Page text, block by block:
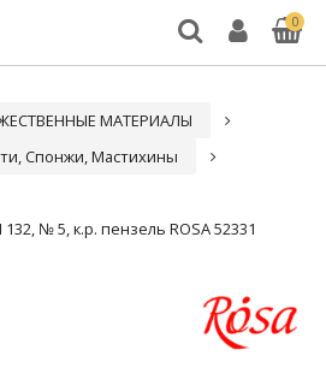
0
МАТЕРИАЛЫ
Спонжи, Мастихины
132, № 5, к.р. пензель ROSA 52331